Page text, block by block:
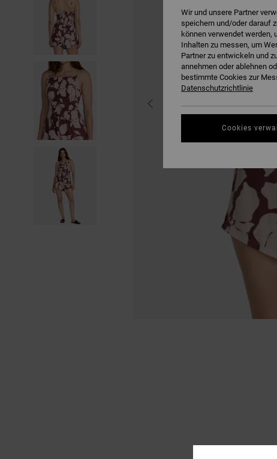
Wir und unsere Partner
speichern und/oder darauf
können verwendet werden,
Inhalten zu messen, um
Partner zu entwickeln und
annehmen oder ablehnen
bestimmte Cookies zur
Datenschutzrichtlinie
Cookies